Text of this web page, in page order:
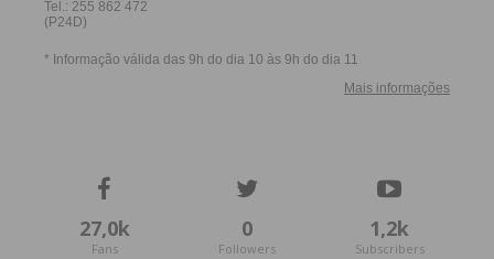
27,0k
Fans
0
Followers
1,2k
Subscribers